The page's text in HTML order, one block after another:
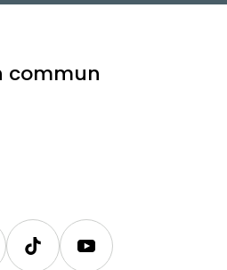
commun
TikTok Youtube